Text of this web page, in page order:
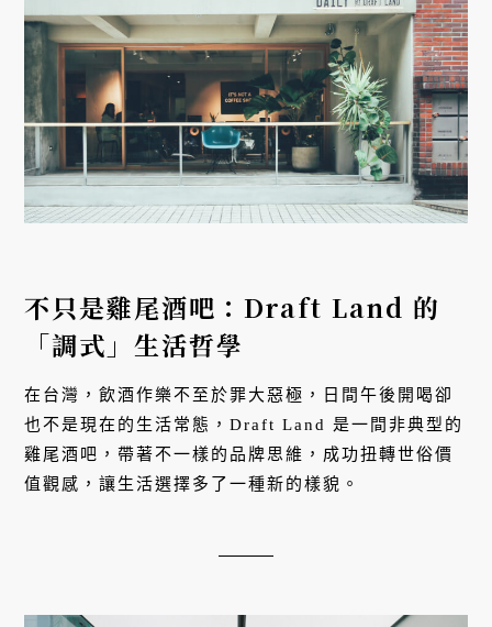
不只是雞尾酒吧：Draft Land 的
「調式」生活哲學
在台灣，飲酒作樂不至於罪大惡極，日間午後開喝卻
也不是現在的生活常態，Draft Land 是一間非典型的
雞尾酒吧，帶著不一樣的品牌思維，成功扭轉世俗價
值觀感，讓生活選擇多了一種新的樣貌。